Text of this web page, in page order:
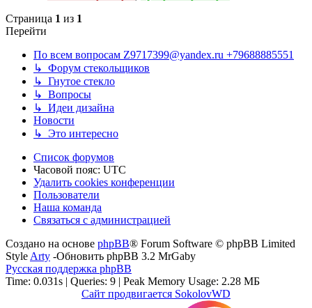
Страница 1 из 1
Перейти
По всем вопросам Z9717399@yandex.ru +79688885551
↳ Форум стекольщиков
↳ Гнутое стекло
↳ Вопросы
↳ Идеи дизайна
Новости
↳ Это интересно
Список форумов
Часовой пояс: UTC
Удалить cookies конференции
Пользователи
Наша команда
Связаться с администрацией
Создано на основе phpBB® Forum Software © phpBB Limited
StyleArty -Обновить phpBB 3.2 MrGaby
Русская поддержка phpBB
Time: 0.031s | Queries: 9 | Peak Memory Usage: 2.28 МБ
Сайт продвигается SokolovWD